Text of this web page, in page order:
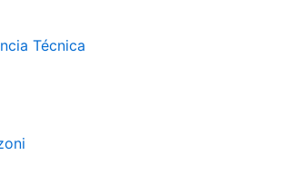
Técnica